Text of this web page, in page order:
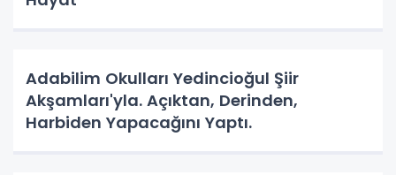
Adabilim Okulları Yedincioğul Şiir
Akşamları'yla. Açıktan, Derinden,
Harbiden Yapacağını Yaptı.